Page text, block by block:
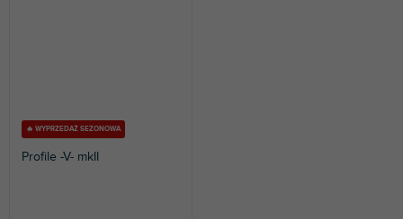
🔥 WYPRZEDAŻ SEZONOWA
Profile -V- mkII